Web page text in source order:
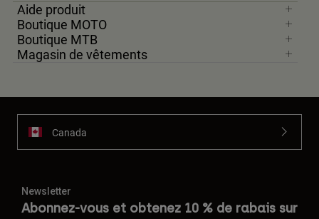
Aide produit
Boutique MOTO
Boutique MTB
Magasin de vêtements
Canada
Newsletter
Abonnez-vous et obtenez 10 % de rabais sur